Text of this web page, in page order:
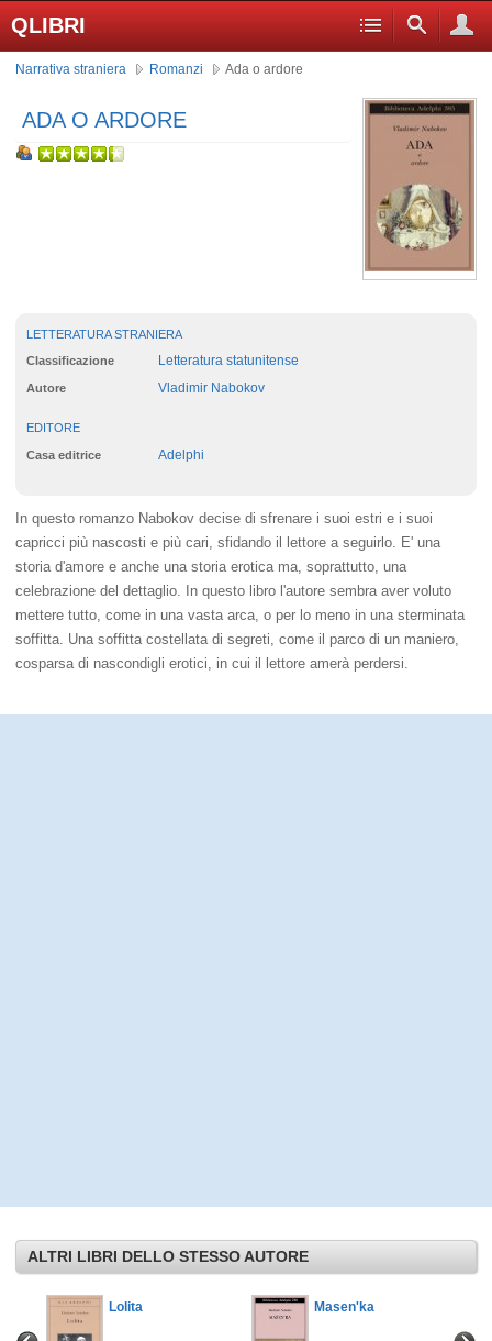
QLIBRI
Narrativa straniera Romanzi Ada o ardore
ADA O ARDORE
LETTERATURA STRANIERA
Classificazione Letteratura statunitense
Autore Vladimir Nabokov
EDITORE
Casa editrice Adelphi
In questo romanzo Nabokov decise di sfrenare i suoi estri e i suoi
capricci più nascosti e più cari, sfidando il lettore a seguirlo. E' una
storia d'amore e anche una storia erotica ma, soprattutto, una
celebrazione del dettaglio. In questo libro l'autore sembra aver voluto
mettere tutto, come in una vasta arca, o per lo meno in una sterminata
soffitta. Una soffitta costellata di segreti, come il parco di un maniero,
cosparsa di nascondigli erotici, in cui il lettore amerà perdersi.
ALTRI LIBRI DELLO STESSO AUTORE
Lolita Masen'ka